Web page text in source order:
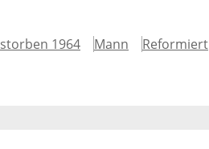
1964 Mann Reformiert